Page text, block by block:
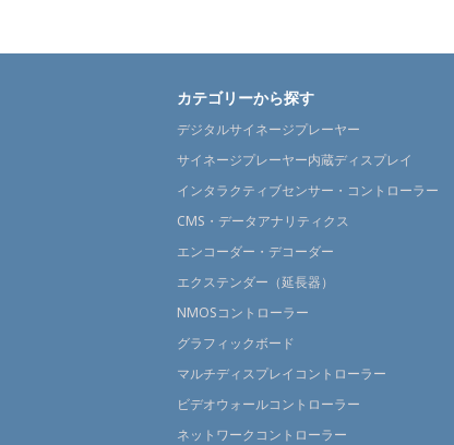
カテゴリーから探す
デジタルサイネージプレーヤー
サイネージプレーヤー内蔵ディスプレイ
インタラクティブセンサー・コントローラー
CMS・データアナリティクス
エンコーダー・デコーダー
エクステンダー（延長器）
NMOSコントローラー
グラフィックボード
マルチディスプレイコントローラー
ビデオウォールコントローラー
ネットワークコントローラー